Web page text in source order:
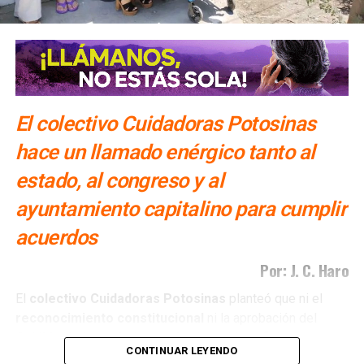
Así amanece el precio del dólar hoy 4 de septiembre
El colectivo Cuidadoras Potosinas
hace un llamado enérgico tanto al
estado, al congreso y al
ayuntamiento capitalino para cumplir
acuerdos
Por: J. C. Haro
El colectivo Cuidadoras Potosinas
planteó que ni el
de la capital potosinahan sido suficientes para
que estos avances se traduzcan enpolíticas públicas
CONTINUAR LEYENDO